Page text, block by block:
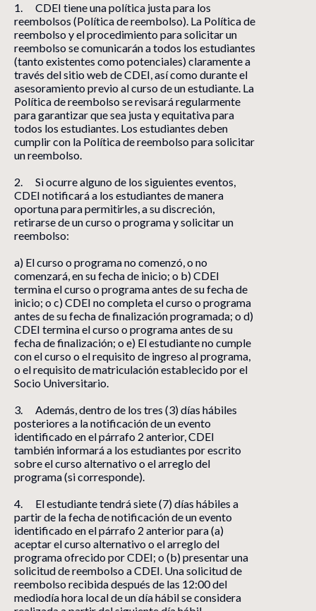
1. CDEI tiene una política justa para los
reembolsos (Política de reembolso). La Política de
reembolso y el procedimiento para solicitar un
reembolso se comunicarán a todos los estudiantes
(tanto existentes como potenciales) claramente a
través del sitio web de CDEI, así como durante el
asesoramiento previo al curso de un estudiante. La
Política de reembolso se revisará regularmente
para garantizar que sea justa y equitativa para
todos los estudiantes. Los estudiantes deben
cumplir con la Política de reembolso para solicitar
un reembolso.
2. Si ocurre alguno de los siguientes eventos,
CDEI notificará a los estudiantes de manera
oportuna para permitirles, a su discreción,
retirarse de un curso o programa y solicitar un
reembolso:
a) El curso o programa no comenzó, o no
comenzará, en su fecha de inicio; o b) CDEI
termina el curso o programa antes de su fecha de
inicio; o c) CDEI no completa el curso o programa
antes de su fecha de finalización programada; o d)
CDEI termina el curso o programa antes de su
fecha de finalización; o e) El estudiante no cumple
con el curso o el requisito de ingreso al programa,
o el requisito de matriculación establecido por el
Socio Universitario.
3. Además, dentro de los tres (3) días hábiles
posteriores a la notificación de un evento
identificado en el párrafo 2 anterior, CDEI
también informará a los estudiantes por escrito
sobre el curso alternativo o el arreglo del
programa (si corresponde).
4. El estudiante tendrá siete (7) días hábiles a
partir de la fecha de notificación de un evento
identificado en el párrafo 2 anterior para (a)
aceptar el curso alternativo o el arreglo del
programa ofrecido por CDEI; o (b) presentar una
solicitud de reembolso a CDEI. Una solicitud de
reembolso recibida después de las 12:00 del
mediodía hora local de un día hábil se considera